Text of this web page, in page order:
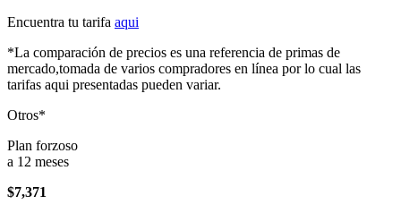
Encuentra tu tarifa aqui
*La comparación de precios es una referencia de primas de
mercado,tomada de varios compradores en línea por lo cual las
tarifas aqui presentadas pueden variar.
Otros*
Plan forzoso
a 12 meses
$7,371